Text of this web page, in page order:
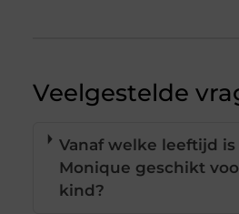
Veelgestelde
Vanaf welke leeftijd
Monique geschikt
kind?